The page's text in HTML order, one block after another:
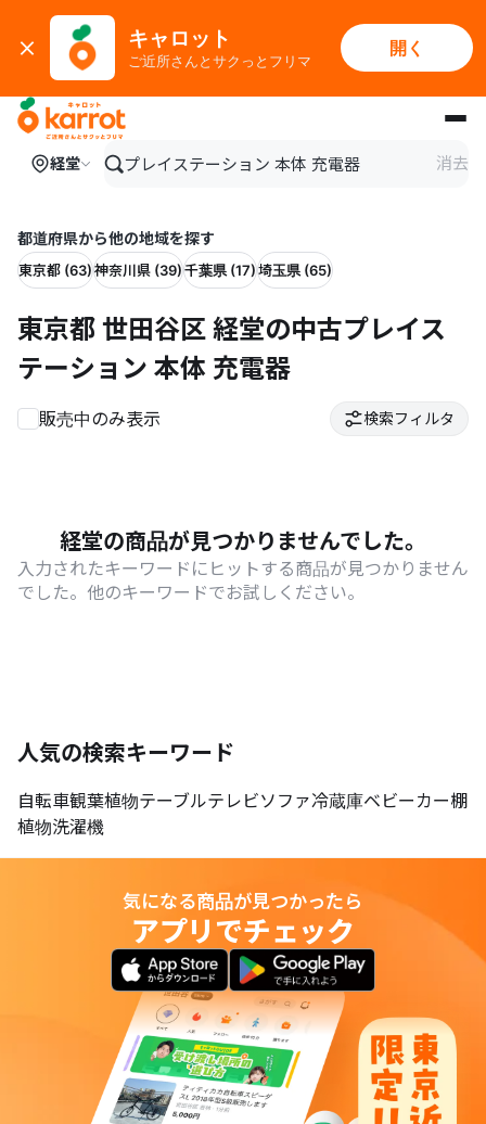
キャロット
ご近所さんとサクっとフリマ
開く
メインコンテンツにスキップ
経堂 消去
都道府県から他の地域を探す
東京都 (63)神奈川県 (39)千葉県 (17)埼玉県 (65)
東京都 世田谷区 経堂の中古プレイス
テーション 本体 充電器
販売中のみ表示 検索フィルタ
経堂の商品が見つかりませんでした。
入力されたキーワードにヒットする商品が見つかりません
でした。他のキーワードでお試しください。
人気の検索キーワード
自転車観葉植物テーブルテレビソファ冷蔵庫ベビーカー棚
植物洗濯機
気になる商品が見つかったら
アプリでチェック